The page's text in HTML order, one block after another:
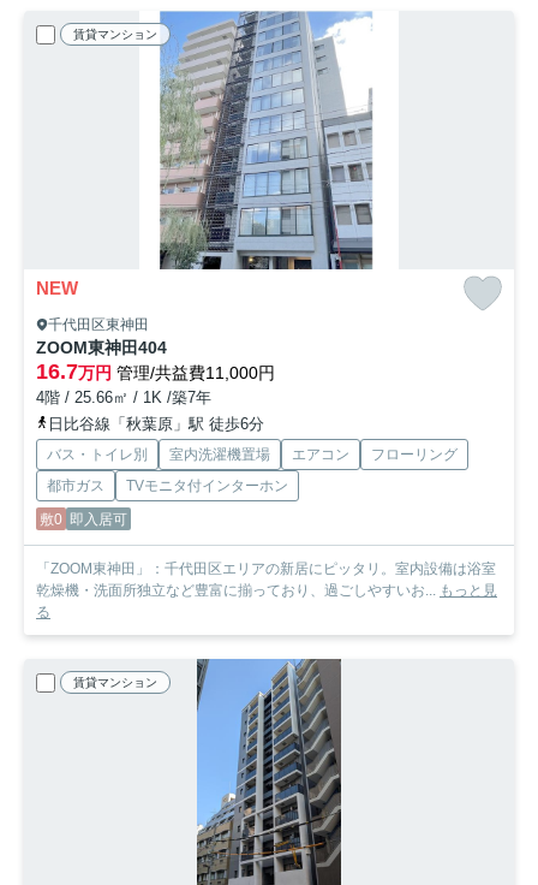
賃貸マンション
NEW
千代田区東神田
ZOOM東神田404
16.7万円 管理/共益費11,000円
4階 / 25.66㎡ / 1K /築7年
日比谷線「秋葉原」駅 徒歩6分
バス・トイレ別 室内洗濯機置場 エアコン
フローリング
都市ガス
TVモニタ付インターホン
敷0 即入居可
「ZOOM東神田」：千代田区エリアの新居にピッタリ。室内設備は浴室
乾燥機・洗面所独立など豊富に揃っており、過ごしやすいお... もっと見
る
賃貸マンション